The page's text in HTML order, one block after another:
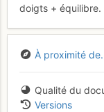
doigts + équilibre.
À proximité
Qualité du
Versions